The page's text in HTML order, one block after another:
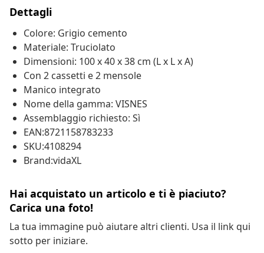
Dettagli
Colore: Grigio cemento
Materiale: Truciolato
Dimensioni: 100 x 40 x 38 cm (L x L x A)
Con 2 cassetti e 2 mensole
Manico integrato
Nome della gamma: VISNES
Assemblaggio richiesto: Sì
EAN:8721158783233
SKU:4108294
Brand:vidaXL
Hai acquistato un articolo e ti è piaciuto?
Carica una foto!
La tua immagine può aiutare altri clienti. Usa il link qui
sotto per iniziare.